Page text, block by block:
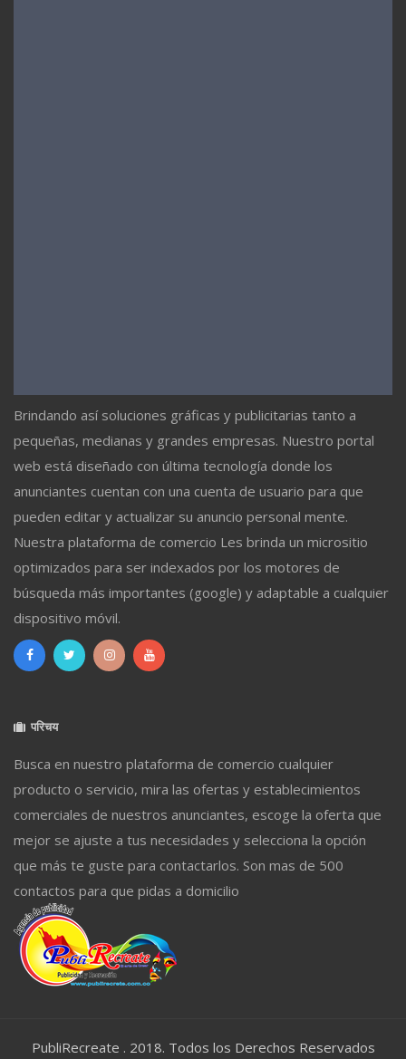
Brindando así soluciones gráficas y publicitarias tanto a
pequeñas, medianas y grandes empresas. Nuestro portal
web está diseñado con última tecnología donde los
anunciantes cuentan con una cuenta de usuario para que
pueden editar y actualizar su anuncio personal mente.
Nuestra plataforma de comercio Les brinda un micrositio
optimizados para ser indexados por los motores de
búsqueda más importantes (google) y adaptable a cualquier
dispositivo móvil.
परिचय
Busca en nuestro plataforma de comercio cualquier
producto o servicio, mira las ofertas y establecimientos
comerciales de nuestros anunciantes, escoge la oferta que
mejor se ajuste a tus necesidades y selecciona la opción
que más te guste para contactarlos. Son mas de 500
contactos para que pidas a domicilio
PubliRecreate . 2018. Todos los Derechos Reservados